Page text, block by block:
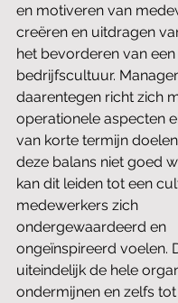
en motiveren van
creëren en uitdragen
het bevorderen van
bedrijfscultuur.
daarentegen richt zich
operationele aspecten
van korte termijn
deze balans niet goed
kan dit leiden tot een
medewerkers zich
ondergewaardeerd en
ongeïnspireerd voelen.
uiteindelijk de hele
ondermijnen en zelfs